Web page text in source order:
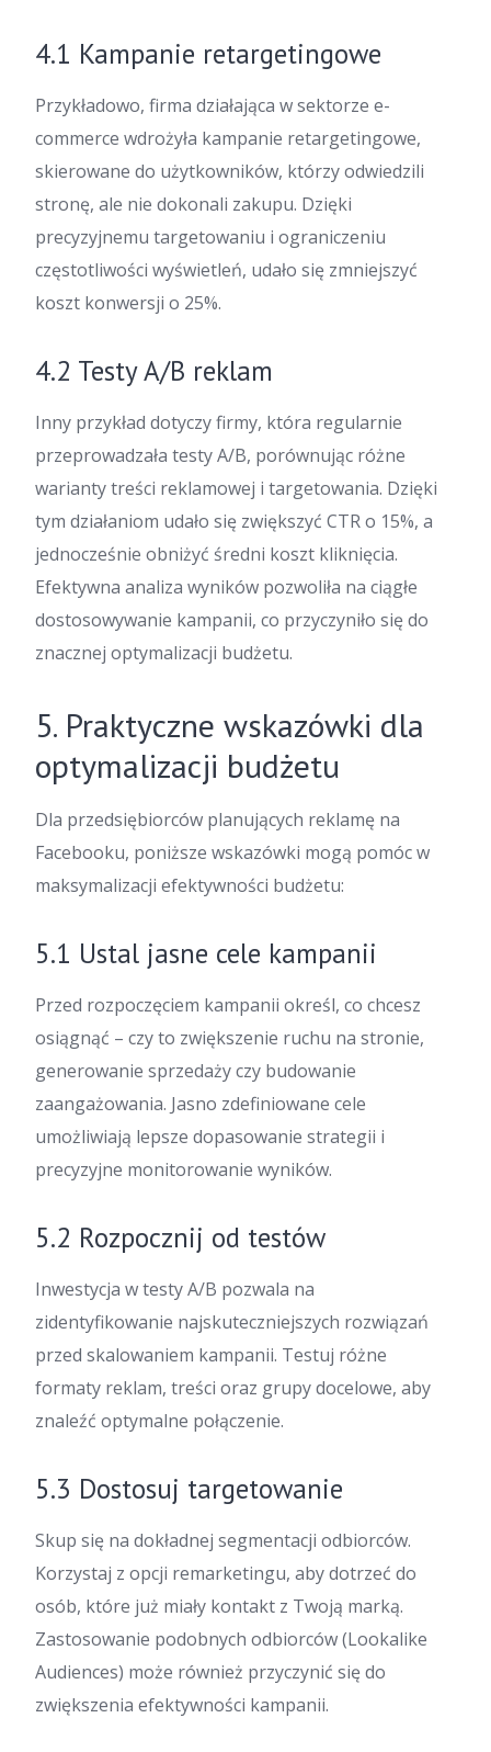
4.1 Kampanie retargetingowe
Przykładowo, firma działająca w sektorze e-
commerce wdrożyła kampanie retargetingowe,
skierowane do użytkowników, którzy odwiedzili
stronę, ale nie dokonali zakupu. Dzięki
precyzyjnemu targetowaniu i ograniczeniu
częstotliwości wyświetleń, udało się zmniejszyć
koszt konwersji o 25%.
4.2 Testy A/B reklam
Inny przykład dotyczy firmy, która regularnie
przeprowadzała testy A/B, porównując różne
warianty treści reklamowej i targetowania. Dzięki
tym działaniom udało się zwiększyć CTR o 15%, a
jednocześnie obniżyć średni koszt kliknięcia.
Efektywna analiza wyników pozwoliła na ciągłe
dostosowywanie kampanii, co przyczyniło się do
znacznej optymalizacji budżetu.
5. Praktyczne wskazówki dla
optymalizacji budżetu
Dla przedsiębiorców planujących reklamę na
Facebooku, poniższe wskazówki mogą pomóc w
maksymalizacji efektywności budżetu:
5.1 Ustal jasne cele kampanii
Przed rozpoczęciem kampanii określ, co chcesz
osiągnąć – czy to zwiększenie ruchu na stronie,
generowanie sprzedaży czy budowanie
zaangażowania. Jasno zdefiniowane cele
umożliwiają lepsze dopasowanie strategii i
precyzyjne monitorowanie wyników.
5.2 Rozpocznij od testów
Inwestycja w testy A/B pozwala na
zidentyfikowanie najskuteczniejszych rozwiązań
przed skalowaniem kampanii. Testuj różne
formaty reklam, treści oraz grupy docelowe, aby
znaleźć optymalne połączenie.
5.3 Dostosuj targetowanie
Skup się na dokładnej segmentacji odbiorców.
Korzystaj z opcji remarketingu, aby dotrzeć do
osób, które już miały kontakt z Twoją marką.
Zastosowanie podobnych odbiorców (Lookalike
Audiences) może również przyczynić się do
zwiększenia efektywności kampanii.